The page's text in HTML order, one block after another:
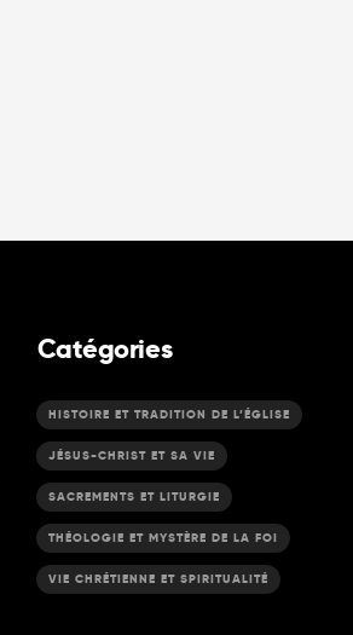
Catégories
HISTOIRE ET TRADITION DE L’ÉGLISE
JÉSUS-CHRIST ET SA VIE
SACREMENTS ET LITURGIE
THÉOLOGIE ET MYSTÈRE DE LA FOI
VIE CHRÉTIENNE ET SPIRITUALITÉ